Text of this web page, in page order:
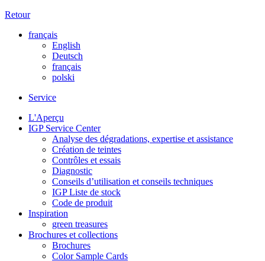
Retour
français
English
Deutsch
français
polski
Service
L'Aperçu
IGP Service Center
Analyse des dégradations, expertise et assistance
Création de teintes
Contrôles et essais
Diagnostic
Conseils d’utilisation et conseils techniques
IGP Liste de stock
Code de produit
Inspiration
green treasures
Brochures et collections
Brochures
Color Sample Cards